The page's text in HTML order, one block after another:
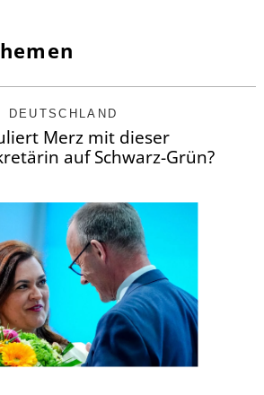
DEUTSCHLAND
Merz mit dieser
auf Schwarz-Grün?